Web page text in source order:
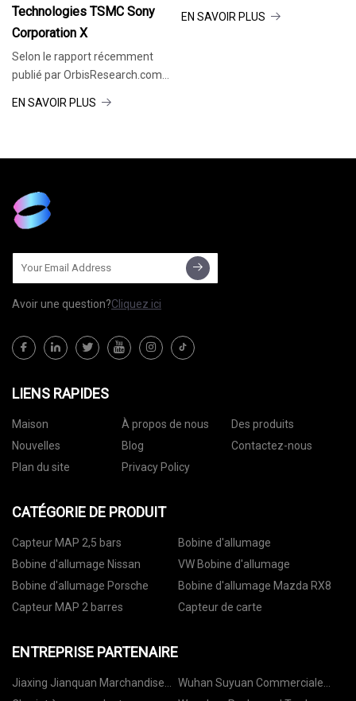
Technologies TSMC Sony
Corporation X
Selon le rapport récemment
publié par OrbisResearch.com
EN SAVOIR PLUS
EN SAVOIR PLUS
Avoir une question?Cliquez ici
LIENS RAPIDES
Maison À propos de nous
Des produits
Nouvelles
Blog
Contactez-nous
Plan du site
Privacy Policy
CATÉGORIE DE PRODUIT
Capteur MAP 2,5 bars
Bobine d'allumage
Bobine d'allumage Nissan
VW Bobine d'allumage
Bobine d'allumage Porsche
Bobine d'allumage Mazda RX8
Capteur MAP 2 barres
Capteur de carte
ENTREPRISE PARTENAIRE
Jiaxing Jianquan Marchandise
Wuhan Suyuan Commerciale